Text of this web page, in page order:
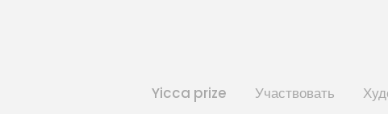
Yicca prize Участвовать